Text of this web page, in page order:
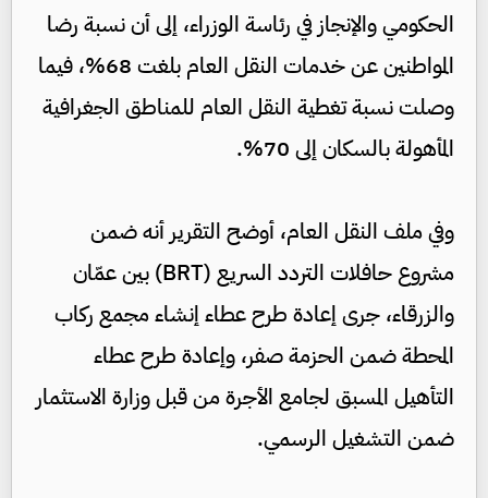
الحكومي والإنجاز في رئاسة الوزراء، إلى أن نسبة رضا
المواطنين عن خدمات النقل العام بلغت 68%، فيما
وصلت نسبة تغطية النقل العام للمناطق الجغرافية
المأهولة بالسكان إلى 70%.
وفي ملف النقل العام، أوضح التقرير أنه ضمن
مشروع حافلات التردد السريع (BRT) بين عمّان
والزرقاء، جرى إعادة طرح عطاء إنشاء مجمع ركاب
المحطة ضمن الحزمة صفر، وإعادة طرح عطاء
التأهيل المسبق لجامع الأجرة من قبل وزارة الاستثمار
ضمن التشغيل الرسمي.